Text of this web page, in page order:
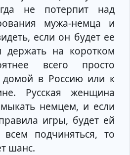
не потерпит над
мужа-немца и
если он будет ее
держать на коротком
всего просто
домой в Россию или к
Русская женщина
немцем, и если
игры, будет ей
подчиняться, то
шанс.